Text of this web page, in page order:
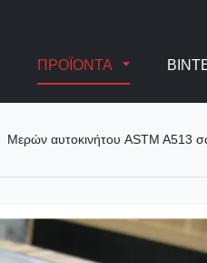
ΠΡΟΪΌΝΤΑ
Μερών αυτοκινήτου ASTM A513